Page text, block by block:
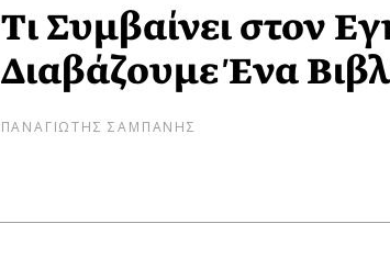
Τι Συμβαίνει στον
Διαβάζουμε Ένα
ΠΑΝΑΓΙΩΤΗΣ ΣΑΜΠΑΝΗΣ